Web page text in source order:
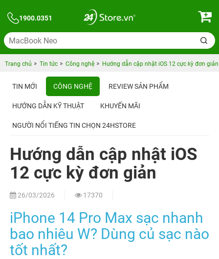
1900.0351
Trang chủ Tin tức Công nghệ Hướng dẫn cập nhật iOS 12 cực kỳ đơn giản
TIN MỚI CÔNG NGHỆ REVIEW SẢN PHẨM
HƯỚNG DẪN KỸ THUẬT KHUYẾN MÃI
NGƯỜI NỔI TIẾNG TIN CHỌN 24HSTORE
Hướng dẫn cập nhật iOS
12 cực kỳ đơn giản
26/03/2026 17370
iPhone 14 Pro Max sạc nhanh
bao nhiêu W? Dùng củ sạc nào
tốt nhất?